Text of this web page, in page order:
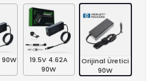
90W
19.5V 4.62A
90W
Orijinal Üretici
90W